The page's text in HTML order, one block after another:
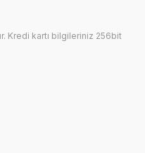
Kredi kartı bilgileriniz 256bit